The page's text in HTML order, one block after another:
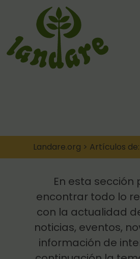
Landare.org > Artículos
En esta sección
encontrar todo lo
con la actualidad
noticias, eventos,
información de